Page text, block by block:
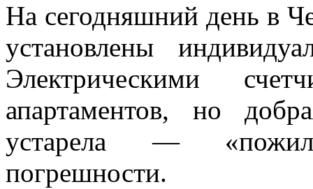
На сегодняшний день в
установлены
Электрическими
апартаментов, но
устарела —
погрешности.